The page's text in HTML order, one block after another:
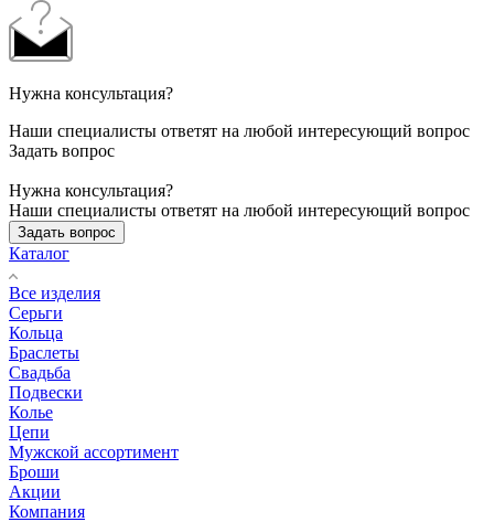
Нужна консультация?
Наши специалисты ответят на любой интересующий вопрос
Задать вопрос
Нужна консультация?
Наши специалисты ответят на любой интересующий вопрос
Задать вопрос
Каталог
Все изделия
Серьги
Кольца
Браслеты
Свадьба
Подвески
Колье
Цепи
Мужской ассортимент
Броши
Акции
Компания